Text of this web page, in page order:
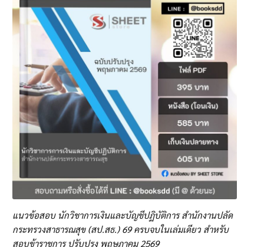
แนวข้อสอบ นักวิชาการเงินและบัญชีปฏิบัติการ สำนักงานปลัด
กระทรวงสาธารณสุข (สป.สธ.) 69 ครบจบในเล่มเดียว สำหรับ
สอบข้าราชการ ปรับปรุง พฤษภาคม 2569